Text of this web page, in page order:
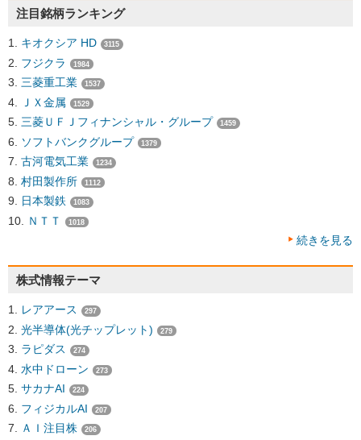
注目銘柄ランキング
キオクシア HD 3115
フジクラ 1984
三菱重工業 1537
ＪＸ金属 1529
三菱ＵＦＪフィナンシャル・グループ 1459
ソフトバンクグループ 1379
古河電気工業 1234
村田製作所 1112
日本製鉄 1083
ＮＴＴ 1018
続きを見る
株式情報テーマ
レアアース 297
光半導体(光チップレット) 279
ラピダス 274
水中ドローン 273
サカナAI 224
フィジカルAI 207
ＡＩ注目株 206